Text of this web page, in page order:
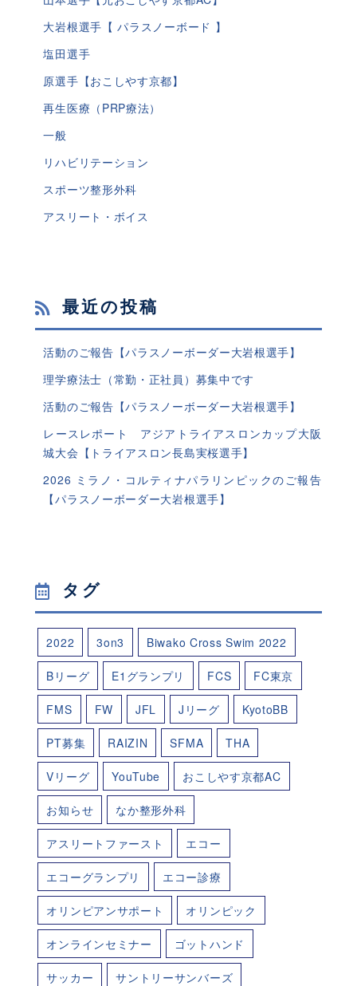
大岩根選手【 パラスノーボード 】
塩田選手
原選手【おこしやす京都】
再生医療（PRP療法）
一般
リハビリテーション
スポーツ整形外科
アスリート・ボイス
最近の投稿
活動のご報告【パラスノーボーダー大岩根選手】
理学療法士（常勤・正社員）募集中です
活動のご報告【パラスノーボーダー大岩根選手】
レースレポート アジアトライアスロンカップ大阪
城大会【トライアスロン長島実桜選手】
2026 ミラノ・コルティナパラリンピックのご報告
【パラスノーボーダー大岩根選手】
タグ
2022 3on3 Biwako Cross Swim 2022
Bリーグ E1グランプリ FCS FC東京
FMS FW JFL Jリーグ KyotoBB
PT募集 RAIZIN SFMA THA
Vリーグ YouTube おこしやす京都AC
お知らせ なか整形外科
アスリートファースト エコー
エコーグランプリ エコー診療
オリンピアンサポート オリンピック
オンラインセミナー ゴットハンド
サッカー サントリーサンバーズ